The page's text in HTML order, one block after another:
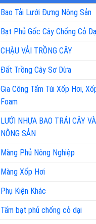
Bao Tải Lưới Đựng Nông Sản
Bạt Phủ Gốc Cây Chống Cỏ
CHẬU VẢI TRỒNG CÂY
Đất Trồng Cây Sơ Dừa
Gia Công Tấm Túi Xốp Hơi,
Foam
LƯỚI NHỰA BAO TRÁI CÂY VÀ
NÔNG SẢN
Màng Phủ Nông Nghiệp
Màng Xốp Hơi
Phụ Kiện Khác
Tấm bạt phủ chống cỏ dại